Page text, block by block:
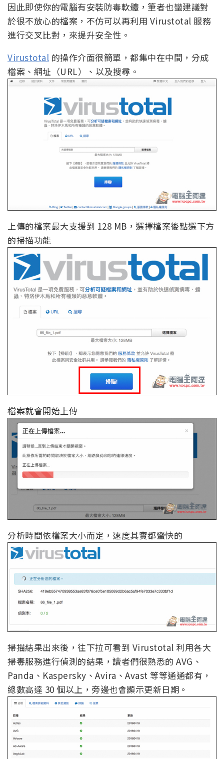
因此即使你的電腦有安裝防毒軟體，筆者也蠻建議對
於很不放心的檔案，不仿可以再利用 Virustotal 服務
進行交叉比對，來提升安全性。
Virustotal 的操作介面很簡單，都集中在中間，分成
檔案、網址（URL）、以及搜尋。
上傳的檔案最大支援到 128 MB，選擇檔案後點選下方
的掃描功能
檔案就會開始上傳
分析時間依檔案大小而定，速度其實都蠻快的
掃描結果出來後，往下拉可看到 Virustotal 利用各大
掃毒服務進行偵測的結果，讀者們很熟悉的 AVG、
Panda、Kaspersky、Avira、Avast 等等通通都有，
總數高達 30 個以上，旁邊也會顯示更新日期。